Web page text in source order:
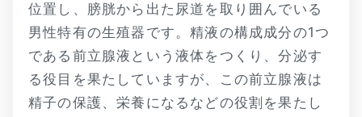
位置し、膀胱から出た尿道を取り囲んでいる
男性特有の生殖器です。精液の構成成分の1つ
である前立腺液という液体をつくり、分泌す
る役目を果たしていますが、この前立腺液は
精子の保護、栄養になるなどの役割を果たし